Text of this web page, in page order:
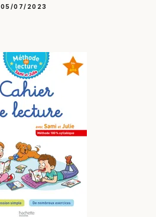
05/07/2023